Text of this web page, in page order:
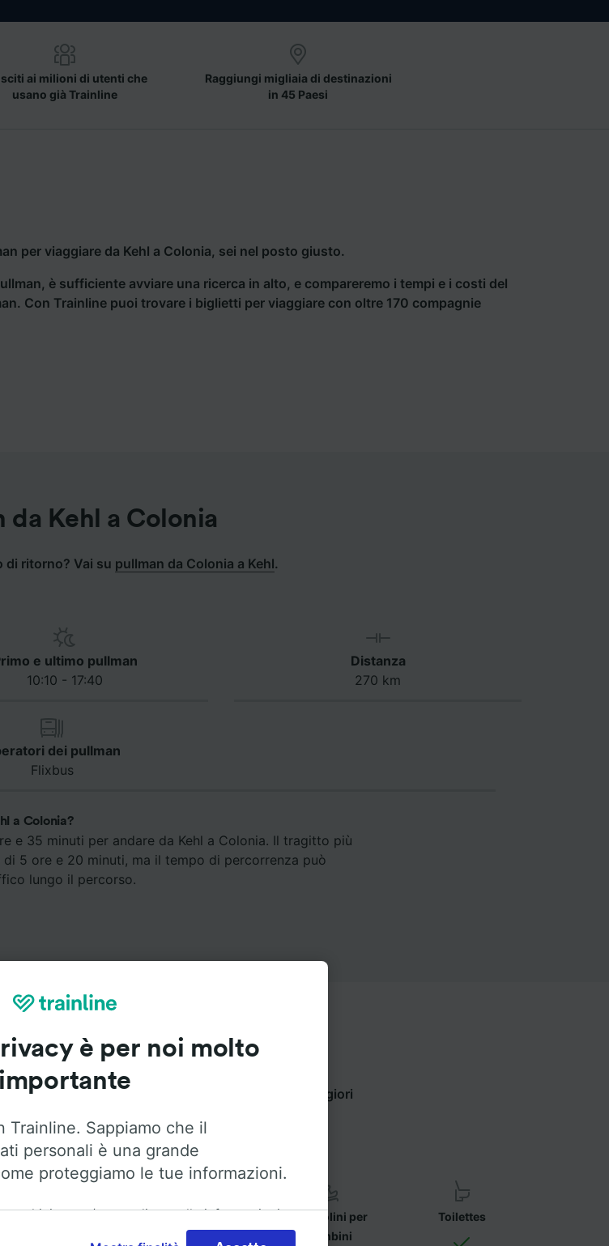
ai milioni di utenti che
usano già Trainline
Raggiungi migliaia di destinazioni
in 45 Paesi
per viaggiare da Kehl a Colonia, sei nel posto giusto.
è sufficiente avviare una ricerca in alto, e compareremo i tempi e i costi del
Con Trainline puoi trovare i biglietti per viaggiare con oltre 170 compagnie
da Kehl a Colonia
di ritorno? Vai su pullman da Colonia a Kehl.
e ultimo pullman
10:10 - 17:40
Distanza
270 km
dei pullman
Flixbus
a Colonia?
e 35 minuti per andare da Kehl a Colonia. Il tragitto più
5 ore e 20 minuti, ma il tempo di percorrenza può
lungo il percorso.
a bordo
Flixbus. Utilizza le opzioni qui sotto per trovare maggiori
Seggiolini per
bambini
Toilettes
è per noi molto
importante
Trainline. Sappiamo che il
personali è una grande
proteggiamo le tue informazioni.
archiviamo e/o accediamo alle informazioni
gli ID univoci nei cookie, per il